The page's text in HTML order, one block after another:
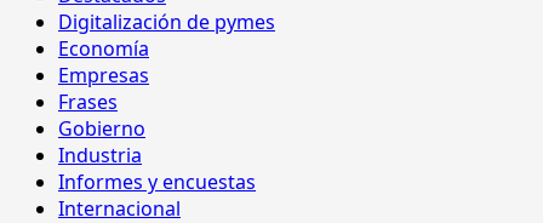
Digitalización de pymes
Economía
Empresas
Frases
Gobierno
Industria
Informes y encuestas
Internacional